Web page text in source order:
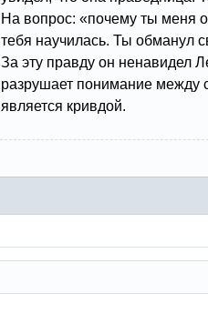
На вопрос: «почему ты меня
тебя научилась. Ты обманул
За эту правду он ненавидел
разрушает понимание между
является кривдой.